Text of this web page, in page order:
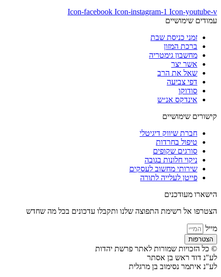
Icon-facebook Icon-instagram-1 Icon-youtube-v
עמודים שימושיים
זמני כניסת שבת
ברכת המזון
מחשבון גימטריה
אשר יצר
שאל את הרב
דפי צביעה
סודוקו
אינדקס אנ״ש
קישורים שימושיים
חברת שיווק דיגיטלי
טיפול בחרדות
סורגים שקופים
ניקוי חלונות בגובה
שירותי מחשוב לעסקים
פייטן לעלייה לתורה
הישארו מעודכנים
הצטרפו אל רשימת התפוצה שלנו ותקבלו עדכונים בכל מה שחדש
מייל
הצטרפות
© כל הזכויות שמורות לאתר פרשת יהדות
לע"נ דוד ראש בן אסתר
לע"נ איתמר נסימוב בן מרגלית